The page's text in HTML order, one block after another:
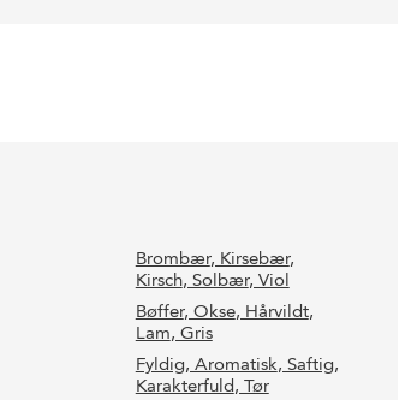
Brombær, Kirsebær,
Kirsch, Solbær, Viol
Bøffer, Okse, Hårvildt,
Lam, Gris
Fyldig, Aromatisk, Saftig,
Karakterfuld, Tør